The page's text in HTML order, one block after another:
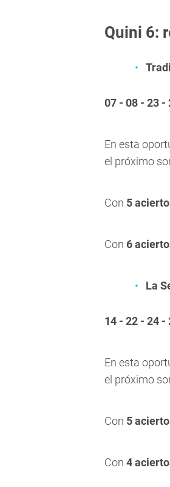
Quini 6:
07 - 08 - 23 -
En esta
el próximo
Con 5
Con 6
La
14 - 22 - 24 -
En esta
el próximo
Con 5
Con 4